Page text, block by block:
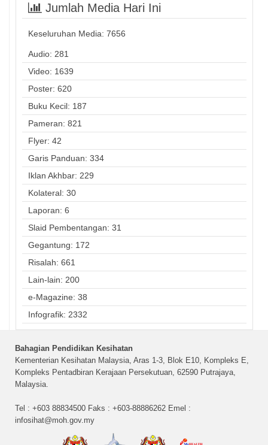
Jumlah Media Hari Ini
Keseluruhan Media: 7656
Audio: 281
Video: 1639
Poster: 620
Buku Kecil: 187
Pameran: 821
Flyer: 42
Garis Panduan: 334
Iklan Akhbar: 229
Kolateral: 30
Laporan: 6
Slaid Pembentangan: 31
Gegantung: 172
Risalah: 661
Lain-lain: 200
e-Magazine: 38
Infografik: 2332
Bahagian Pendidikan Kesihatan
Kementerian Kesihatan Malaysia, Aras 1-3, Blok E10, Kompleks E,
Kompleks Pentadbiran Kerajaan Persekutuan, 62590 Putrajaya,
Malaysia.
Tel : +603 88834500 Faks : +603-88886262 Emel :
infosihat@moh.gov.my